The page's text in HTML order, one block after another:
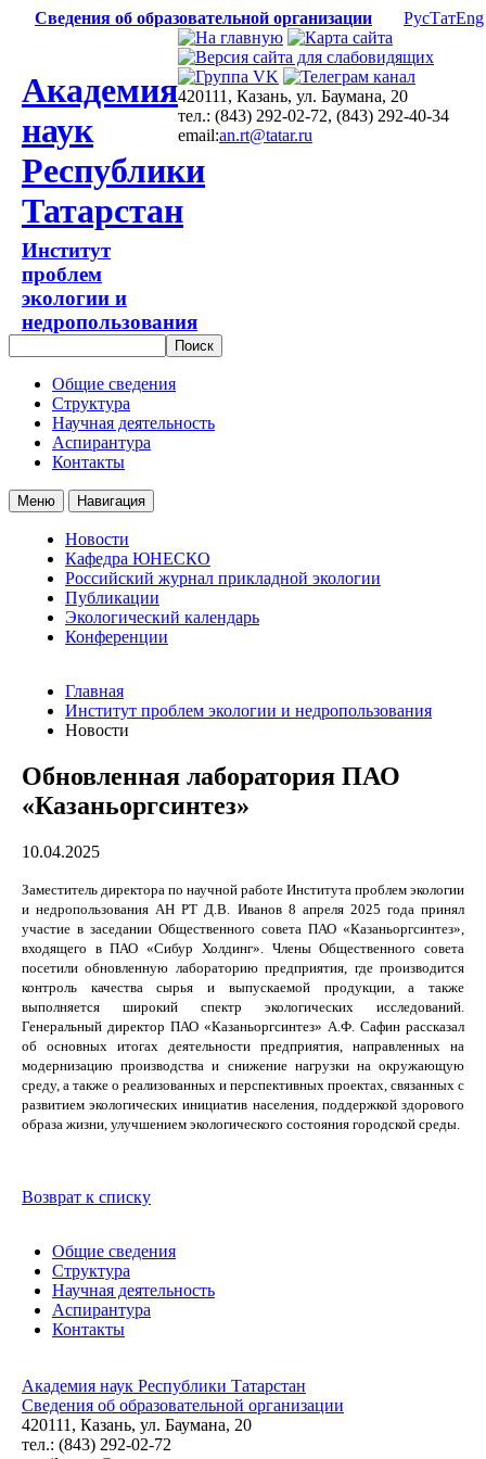
Сведения об образовательной организации РусТатEng
Академия
наук
Республики
Татарстан
Институт
проблем
экологии и
недропользования
420111, Казань, ул. Баумана, 20
тел.: (843) 292-02-72, (843) 292-40-34
email:an.rt@tatar.ru
Общие сведения
Структура
Научная деятельность
Аспирантура
Контакты
Меню Навигация
Новости
Кафедра ЮНЕСКО
Российский журнал прикладной экологии
Публикации
Экологический календарь
Конференции
Главная
Институт проблем экологии и недропользования
Новости
Обновленная лаборатория ПАО
«Казаньоргсинтез»
10.04.2025
Заместитель директора по научной работе Института проблем экологии
и недропользования АН РТ Д.В. Иванов 8 апреля 2025 года принял
участие в заседании Общественного совета ПАО «Казаньоргсинтез»,
входящего в ПАО «Сибур Холдинг». Члены Общественного совета
посетили обновленную лабораторию предприятия, где производится
контроль качества сырья и выпускаемой продукции, а также
выполняется широкий спектр экологических исследований.
Генеральный директор ПАО «Казаньоргсинтез» А.Ф. Сафин рассказал
об основных итогах деятельности предприятия, направленных на
модернизацию производства и снижение нагрузки на окружающую
среду, а также о реализованных и перспективных проектах, связанных с
развитием экологических инициатив населения, поддержкой здорового
образа жизни, улучшением экологического состояния городской среды.
Возврат к списку
Общие сведения
Структура
Научная деятельность
Аспирантура
Контакты
Академия наук Республики Татарстан
Сведения об образовательной организации
420111, Казань, ул. Баумана, 20
тел.: (843) 292-02-72